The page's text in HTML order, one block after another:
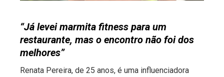
“Já levei marmita fitness para um
restaurante, mas o encontro não foi dos
melhores”
Renata Pereira, de 25 anos, é uma influenciadora